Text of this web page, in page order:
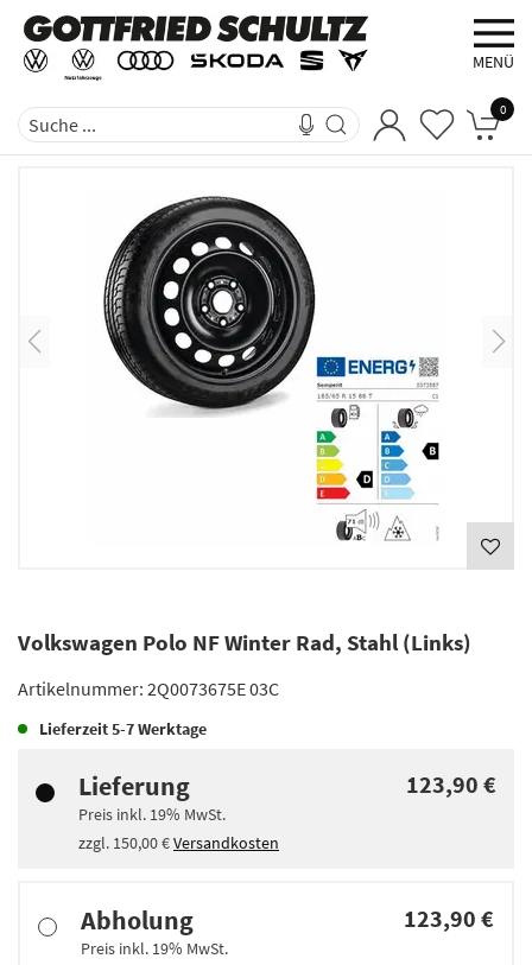
MENÜ
0
Volkswagen Polo NF Winter Rad, Stahl (Links)
Artikelnummer: 2Q0073675E 03C
Lieferzeit5-7 Werktage
Lieferung
Preis inkl. 19% MwSt.
zzgl. 150,00 €Versandkosten
123,90 €
Abholung
Preis inkl. 19% MwSt.
123,90 €